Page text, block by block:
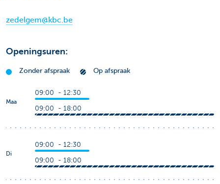
zedelgem@kbc.be
Openingsuren:
Zonder afspraak Op afspraak
Maa
09:00 - 12:30
09:00 - 18:00
Di
09:00 - 12:30
09:00 - 18:00